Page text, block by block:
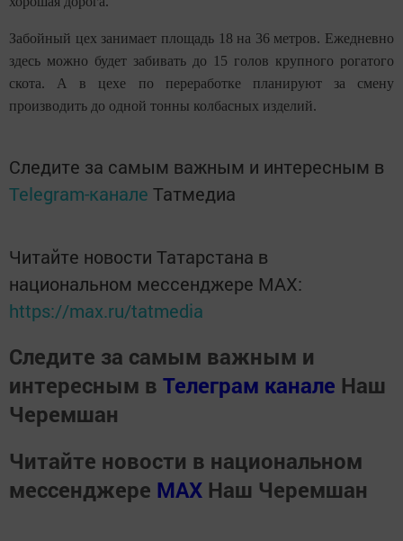
Забойный цех занимает площадь 18 на 36 метров. Ежедневно
здесь можно будет забивать до 15 голов крупного рогатого
скота. А в цехе по переработке планируют за смену
производить до одной тонны колбасных изделий.
Следите за самым важным и интересным в
Telegram-канале Татмедиа
Читайте новости Татарстана в
национальном мессенджере MАХ:
https://max.ru/tatmedia
Следите за самым важным и
интересным в Телеграм канале Наш
Черемшан
Читайте новости в национальном
мессенджере MАХ Наш Черемшан